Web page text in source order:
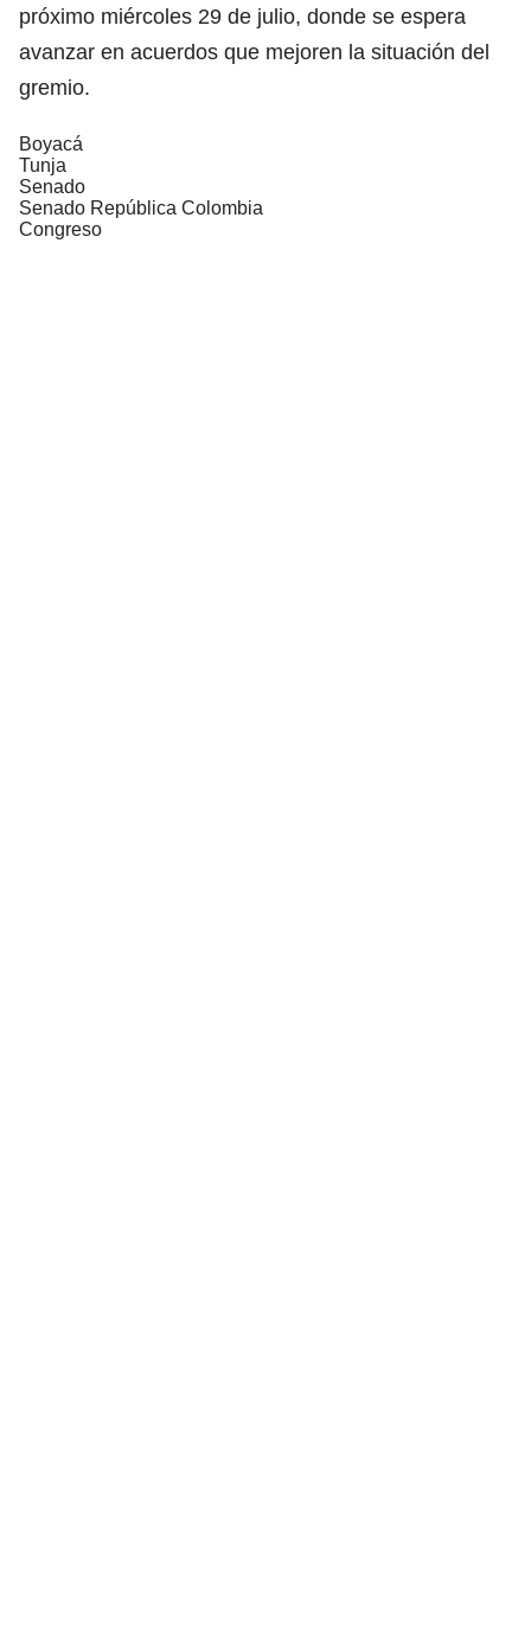
próximo miércoles 29 de julio, donde se espera
avanzar en acuerdos que mejoren la situación del
gremio.
Boyacá
Tunja
Senado
Senado República Colombia
Congreso